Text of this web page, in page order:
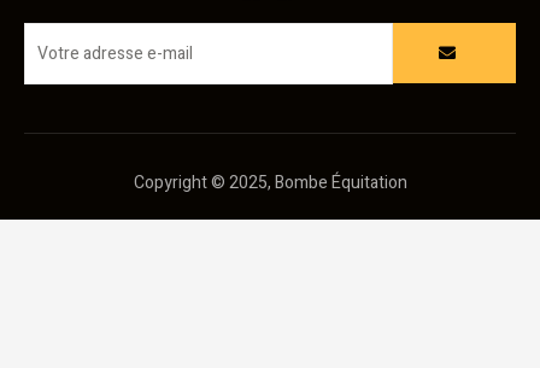
Copyright © 2025, Bombe Équitation